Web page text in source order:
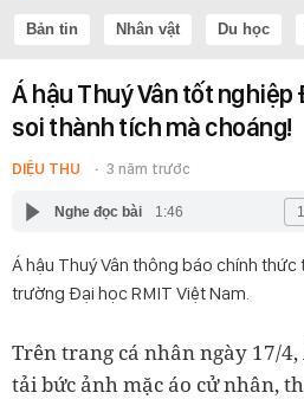
Bản tin Nhân vật Du học
Á hậu Thuý Vân tốt nghiệp
soi thành tích mà choáng!
DIỆU THU 3 năm trước
Nghe đọc bài 1:46
Á hậu Thuý Vân thông báo chính
trường Đại học RMIT Việt Nam.
Trên trang cá nhân ngày 17/
tải bức ảnh mặc áo cử nhân,